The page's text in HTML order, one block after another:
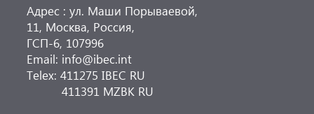
Адрес : ул. Маши Порываевой,
11, Москва, Россия,
ГСП-6, 107996
Email: info@ibec.int
Telex: 411275 IBEC RU
411391 MZBK RU